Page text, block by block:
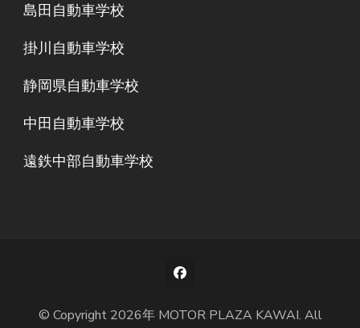
島田自動車学校
掛川自動車学校
静岡県自動車学校
中田自動車学校
遠鉄中部自動車学校
© Copyright 2026年 MOTOR PLAZA KAWAI. All